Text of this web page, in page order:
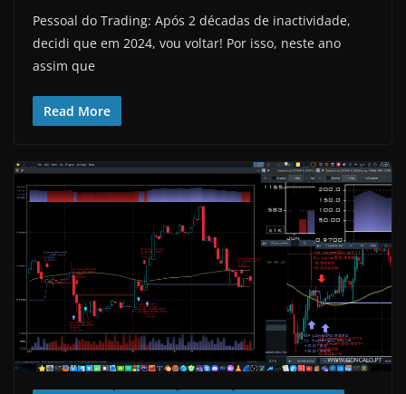
Pessoal do Trading: Após 2 décadas de inactividade,
decidi que em 2024, vou voltar! Por isso, neste ano
assim que
Read More